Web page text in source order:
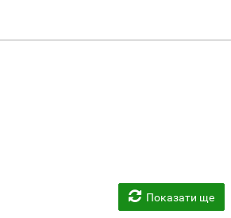
Показати ще